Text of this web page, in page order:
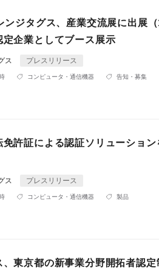
ンジタグス、産業交流展に出展
定企業としてブース展示
ス プレスリリース
コンピュータ・通信機器 告知・募集
免許証による認証ソリューショ
ス プレスリリース
コンピュータ・通信機器 製品
、東京都の新事業分野開拓者